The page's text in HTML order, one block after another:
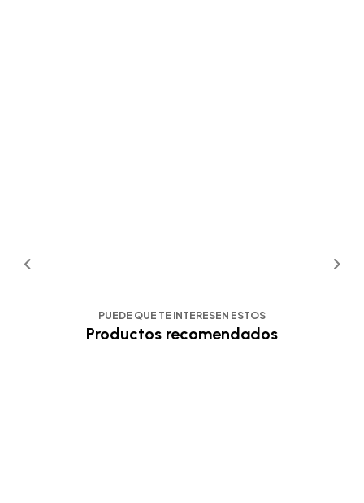
PUEDE QUE TE INTERESEN ESTOS
Productos recomendados